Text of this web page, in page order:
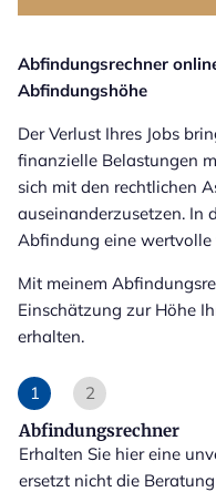
Abfindungsrechner
Abfindungshöhe
Der Verlust Ihres Jobs
finanzielle Belastungen
sich mit den rechtlichen
auseinanderzusetzen. In
Abfindung eine
Mit meinem
Einschätzung zur Höhe
erhalten.
1
2
Abfindungsrechner
Erhalten Sie hier eine
ersetzt nicht die